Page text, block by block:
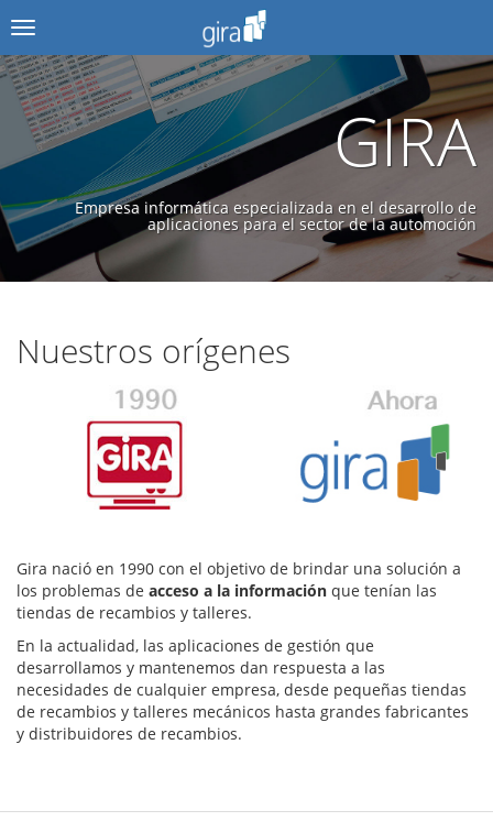
GIRA
Empresa informática especializada en el desarrollo de
aplicaciones para el sector de la automoción
Nuestros orígenes
Gira nació en 1990 con el objetivo de brindar una solución a
los problemas de acceso a la información que tenían las
tiendas de recambios y talleres.
En la actualidad, las aplicaciones de gestión que
desarrollamos y mantenemos dan respuesta a las
necesidades de cualquier empresa, desde pequeñas tiendas
de recambios y talleres mecánicos hasta grandes fabricantes
y distribuidores de recambios.